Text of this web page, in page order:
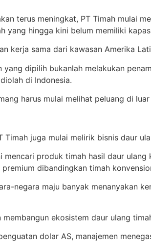
terus meningkat, PT Timah mulai
yang hingga kini belum memiliki
kerja sama dari kawasan Amerika
yang dipilih bukanlah melakukan
di Indonesia.
harus mulai melihat peluang di
Timah juga mulai melirik bisnis daur
produk timah hasil daur
dibandingkan timah
negara maju banyak menanyakan
ekosistem daur ulang
dolar AS, manajemen